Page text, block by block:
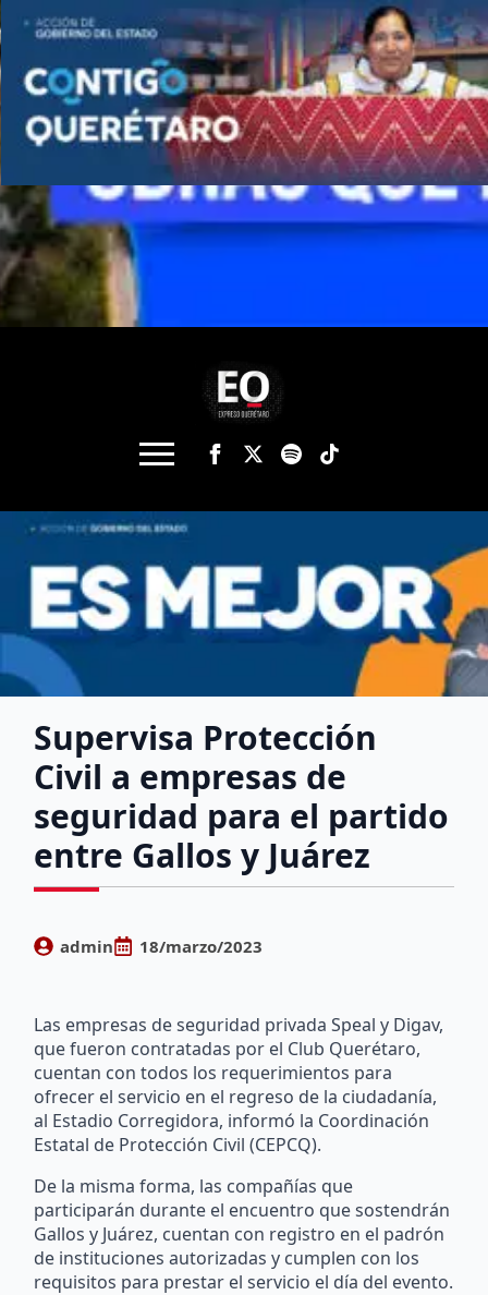
Supervisa Protección
Civil a empresas de
seguridad para el partido
entre Gallos y Juárez
admin 18/marzo/2023
Las empresas de seguridad privada Speal y Digav,
que fueron contratadas por el Club Querétaro,
cuentan con todos los requerimientos para
ofrecer el servicio en el regreso de la ciudadanía,
al Estadio Corregidora, informó la Coordinación
Estatal de Protección Civil (CEPCQ).
De la misma forma, las compañías que
participarán durante el encuentro que sostendrán
Gallos y Juárez, cuentan con registro en el padrón
de instituciones autorizadas y cumplen con los
requisitos para prestar el servicio el día del evento.